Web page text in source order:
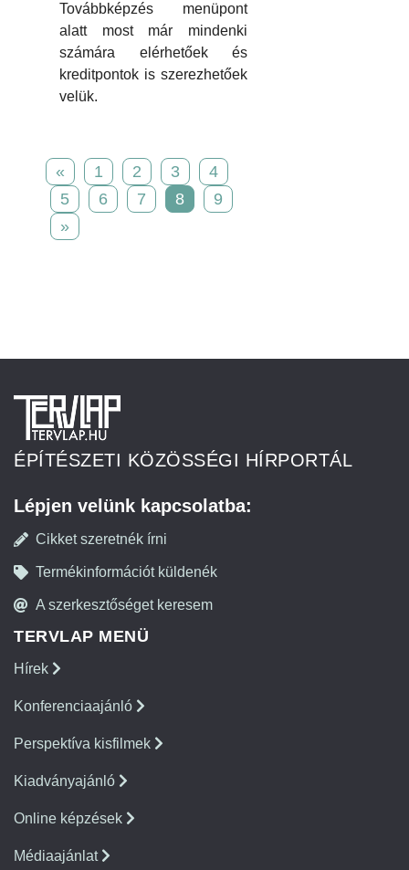
Továbbképzés menüpont
alatt most már mindenki
számára elérhetőek és
kreditpontok is szerezhetőek
velük.
« 1 2 3
4
5
6 7 8
9
»
ÉPÍTÉSZETI KÖZÖSSÉGI HÍRPORTÁL
Lépjen velünk kapcsolatba:
Cikket szeretnék írni
Termékinformációt küldenék
A szerkesztőséget keresem
TERVLAP MENÜ
Hírek
Konferenciaajánló
Perspektíva kisfilmek
Kiadványajánló
Online képzések
Médiaajánlat